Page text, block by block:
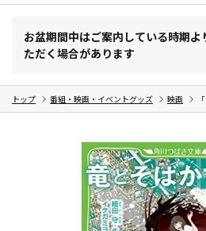
お盆期間中はご案内している時期
ただく場合があります
トップ 番組・映画・イベントグッズ 映画